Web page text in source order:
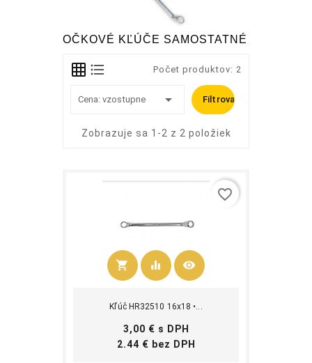
OČKOVÉ KĽÚČE SAMOSTATNÉ
Počet produktov: 2
Cena: vzostupne  Filtrovať
Zobrazuje sa 1-2 z 2 položiek
shopping_cart
Kúpiť
equalizer visibility
Kľúč HR32510 16x18 •...
Cena
3,00 € s DPH
2.44 € bez DPH
favorite_border